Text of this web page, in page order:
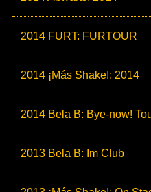
2014 FURT: FURTOUR
2014 ¡Más Shake!: 2014
2014 Bela B: Bye-now!
2013 Bela B: Im Club